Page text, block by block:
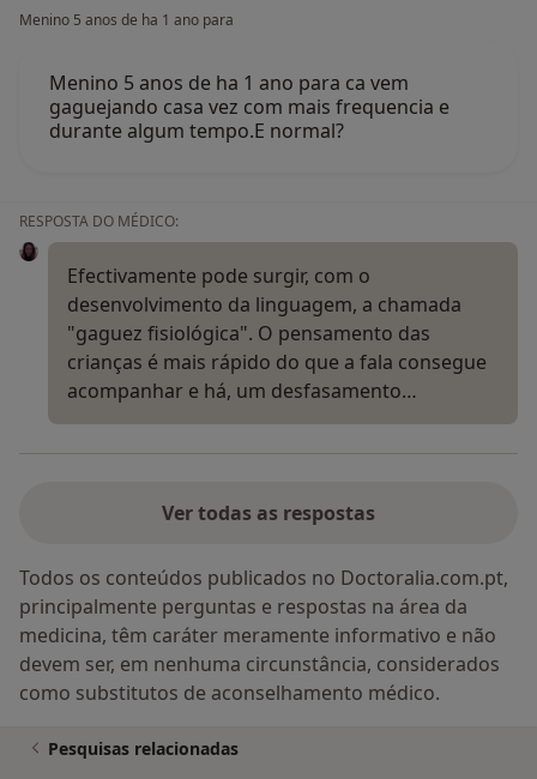
Menino 5 anos de ha 1 ano para
Menino 5 anos de ha 1 ano para ca vem
gaguejando casa vez com mais frequencia e
durante algum tempo.E normal?
RESPOSTA DO MÉDICO:
Efectivamente pode surgir, com o
desenvolvimento da linguagem, a chamada
"gaguez fisiológica". O pensamento das
crianças é mais rápido do que a fala consegue
acompanhar e há, um desfasamento…
Ver todas as respostas
Todos os conteúdos publicados no Doctoralia.com.pt,
principalmente perguntas e respostas na área da
medicina, têm caráter meramente informativo e não
devem ser, em nenhuma circunstância, considerados
como substitutos de aconselhamento médico.
Pesquisas relacionadas